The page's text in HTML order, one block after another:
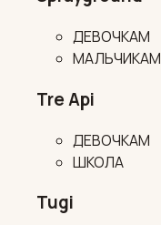
ДЕВОЧКАМ
МАЛЬЧИКАМ
Tre Api
ДЕВОЧКАМ
ШКОЛА
Tugi